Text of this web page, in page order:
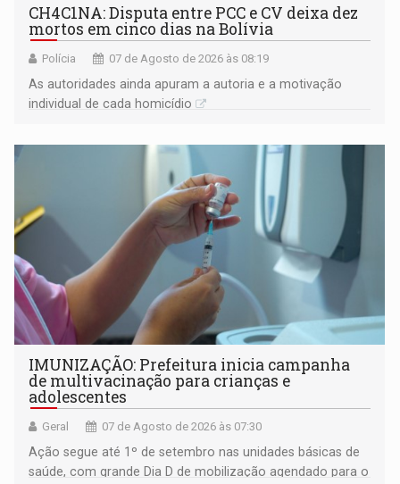
CH4C1NA: Disputa entre PCC e CV deixa dez
mortos em cinco dias na Bolívia
Polícia 07 de Agosto de 2026 às 08:19
As autoridades ainda apuram a autoria e a motivação
individual de cada homicídio
IMUNIZAÇÃO: Prefeitura inicia campanha
de multivacinação para crianças e
adolescentes
Geral 07 de Agosto de 2026 às 07:30
Ação segue até 1º de setembro nas unidades básicas de
saúde, com grande Dia D de mobilização agendado para o